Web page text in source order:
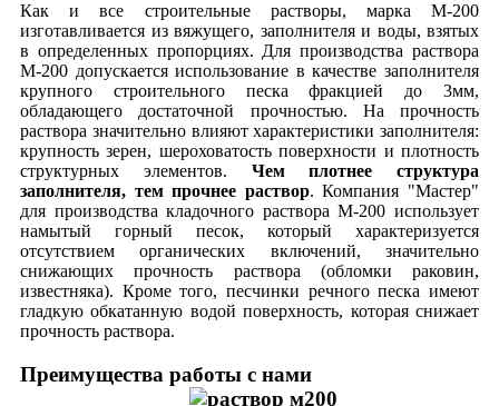
Как и все строительные растворы, марка М-200
изготавливается из вяжущего, заполнителя и воды, взятых
в определенных пропорциях. Для производства раствора
М-200 допускается использование в качестве заполнителя
крупного строительного песка фракцией до 3мм,
обладающего достаточной прочностью. На прочность
раствора значительно влияют характеристики заполнителя:
крупность зерен, шероховатость поверхности и плотность
структурных элементов. Чем плотнее структура
заполнителя, тем прочнее раствор. Компания "Мастер"
для производства кладочного раствора М-200 использует
намытый горный песок, который характеризуется
отсутствием органических включений, значительно
снижающих прочность раствора (обломки раковин,
известняка). Кроме того, песчинки речного песка имеют
гладкую обкатанную водой поверхность, которая снижает
прочность раствора.
Преимущества работы с нами